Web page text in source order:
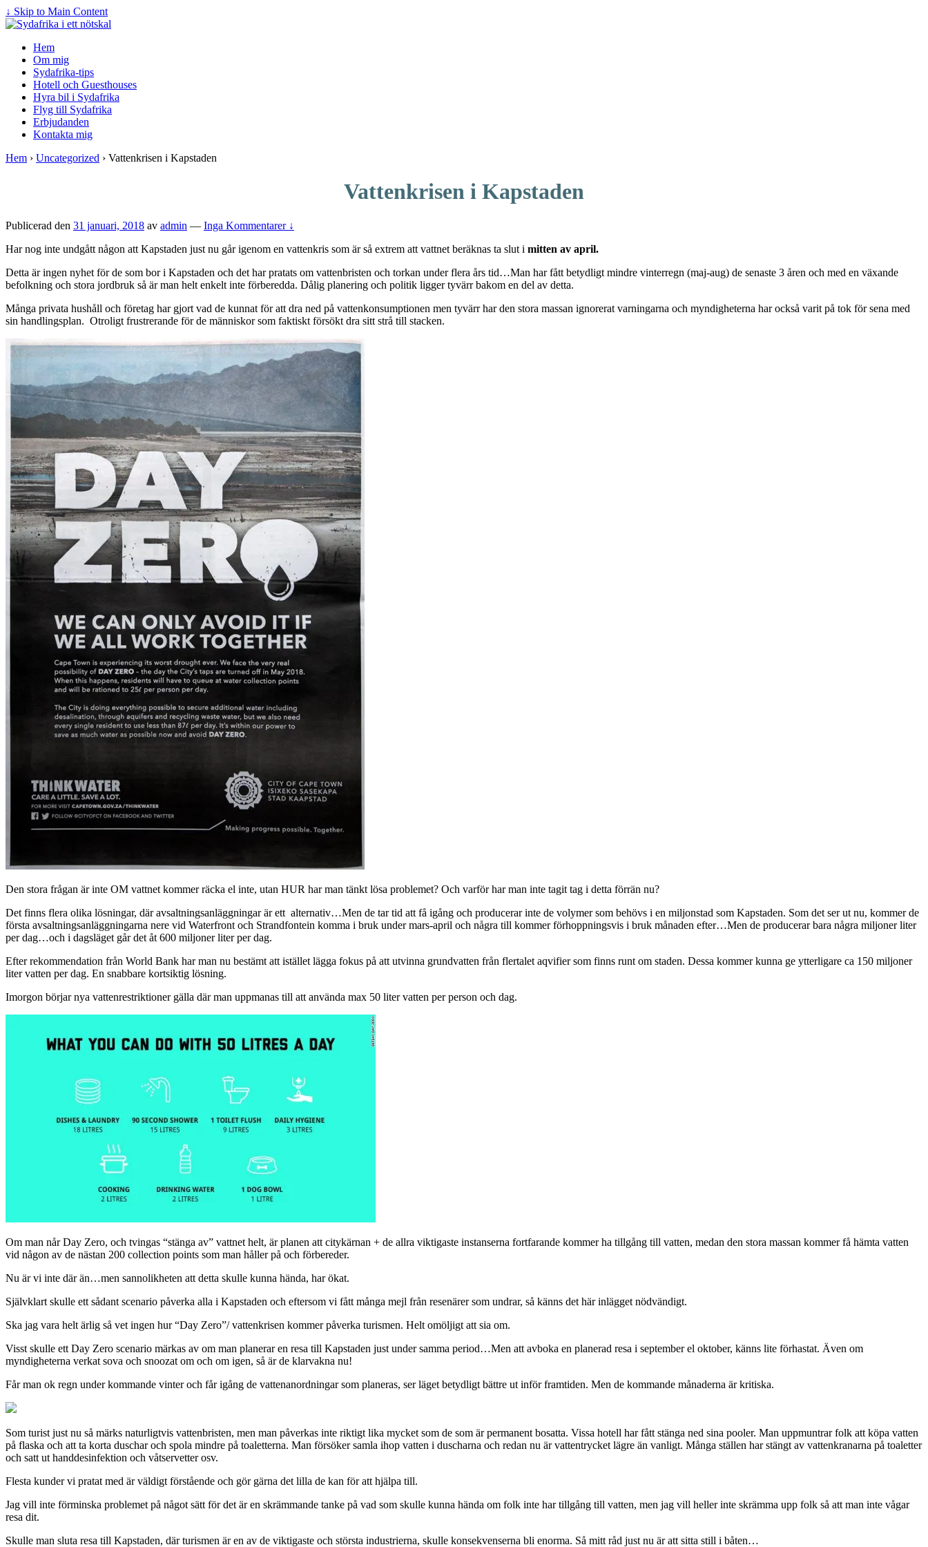
↓ Skip to Main Content
Hem
Om mig
Sydafrika-tips
Hotell och Guesthouses
Hyra bil i Sydafrika
Flyg till Sydafrika
Erbjudanden
Kontakta mig
Hem › Uncategorized › Vattenkrisen i Kapstaden
Vattenkrisen i Kapstaden
Publicerad den 31 januari, 2018 av admin — Inga Kommentarer ↓
Har nog inte undgått någon att Kapstaden just nu går igenom en vattenkris som är så extrem att vattnet beräknas ta slut i mitten av april.
Detta är ingen nyhet för de som bor i Kapstaden och det har pratats om vattenbristen och torkan under flera års tid…Man har fått betydligt mindre vinterregn (maj-aug) de senaste 3 åren och med en växande
befolkning och stora jordbruk så är man helt enkelt inte förberedda. Dålig planering och politik ligger tyvärr bakom en del av detta.
Många privata hushåll och företag har gjort vad de kunnat för att dra ned på vattenkonsumptionen men tyvärr har den stora massan ignorerat varningarna och myndigheterna har också varit på tok för sena med
sin handlingsplan. Otroligt frustrerande för de människor som faktiskt försökt dra sitt strå till stacken.
Den stora frågan är inte OM vattnet kommer räcka el inte, utan HUR har man tänkt lösa problemet? Och varför har man inte tagit tag i detta förrän nu?
Det finns flera olika lösningar, där avsaltningsanläggningar är ett alternativ…Men de tar tid att få igång och producerar inte de volymer som behövs i en miljonstad som Kapstaden. Som det ser ut nu, kommer de
första avsaltningsanläggningarna nere vid Waterfront och Strandfontein komma i bruk under mars-april och några till kommer förhoppningsvis i bruk månaden efter…Men de producerar bara några miljoner liter
per dag…och i dagsläget går det åt 600 miljoner liter per dag.
Efter rekommendation från World Bank har man nu bestämt att istället lägga fokus på att utvinna grundvatten från flertalet aqvifier som finns runt om staden. Dessa kommer kunna ge ytterligare ca 150 miljoner
liter vatten per dag. En snabbare kortsiktig lösning.
Imorgon börjar nya vattenrestriktioner gälla där man uppmanas till att använda max 50 liter vatten per person och dag.
Om man når Day Zero, och tvingas “stänga av” vattnet helt, är planen att citykärnan + de allra viktigaste instanserna fortfarande kommer ha tillgång till vatten, medan den stora massan kommer få hämta vatten
vid någon av de nästan 200 collection points som man håller på och förbereder.
Nu är vi inte där än…men sannolikheten att detta skulle kunna hända, har ökat.
Självklart skulle ett sådant scenario påverka alla i Kapstaden och eftersom vi fått många mejl från resenärer som undrar, så känns det här inlägget nödvändigt.
Ska jag vara helt ärlig så vet ingen hur “Day Zero”/ vattenkrisen kommer påverka turismen. Helt omöljigt att sia om.
Visst skulle ett Day Zero scenario märkas av om man planerar en resa till Kapstaden just under samma period…Men att avboka en planerad resa i september el oktober, känns lite förhastat. Även om
myndigheterna verkat sova och snoozat om och om igen, så är de klarvakna nu!
Får man ok regn under kommande vinter och får igång de vattenanordningar som planeras, ser läget betydligt bättre ut inför framtiden. Men de kommande månaderna är kritiska.
Som turist just nu så märks naturligtvis vattenbristen, men man påverkas inte riktigt lika mycket som de som är permanent bosatta. Vissa hotell har fått stänga ned sina pooler. Man uppmuntrar folk att köpa vatten
på flaska och att ta korta duschar och spola mindre på toaletterna. Man försöker samla ihop vatten i duscharna och redan nu är vattentrycket lägre än vanligt. Många ställen har stängt av vattenkranarna på toaletter
och satt ut handdesinfektion och våtservetter osv.
Flesta kunder vi pratat med är väldigt förstående och gör gärna det lilla de kan för att hjälpa till.
Jag vill inte förminska problemet på något sätt för det är en skrämmande tanke på vad som skulle kunna hända om folk inte har tillgång till vatten, men jag vill heller inte skrämma upp folk så att man inte vågar
resa dit.
Skulle man sluta resa till Kapstaden, där turismen är en av de viktigaste och största industrierna, skulle konsekvenserna bli enorma. Så mitt råd just nu är att sitta still i båten…